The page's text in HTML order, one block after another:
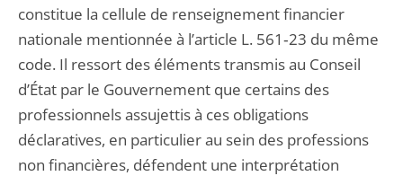
constitue la cellule de renseignement financier
nationale mentionnée à l’article L. 561‑23 du même
code. Il ressort des éléments transmis au Conseil
d’État par le Gouvernement que certains des
professionnels assujettis à ces obligations
déclaratives, en particulier au sein des professions
non financières, défendent une interprétation